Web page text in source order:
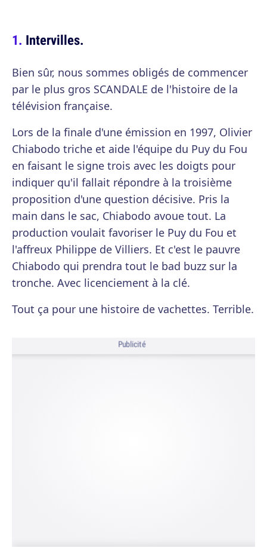
Intervilles.
Bien sûr, nous sommes obligés de commencer
par le plus gros SCANDALE de l'histoire de la
télévision française.
Lors de la finale d'une émission en 1997, Olivier
Chiabodo triche et aide l'équipe du Puy du Fou
en faisant le signe trois avec les doigts pour
indiquer qu'il fallait répondre à la troisième
proposition d'une question décisive. Pris la
main dans le sac, Chiabodo avoue tout. La
production voulait favoriser le Puy du Fou et
l'affreux Philippe de Villiers. Et c'est le pauvre
Chiabodo qui prendra tout le bad buzz sur la
tronche. Avec licenciement à la clé.
Tout ça pour une histoire de vachettes. Terrible.
Publicité